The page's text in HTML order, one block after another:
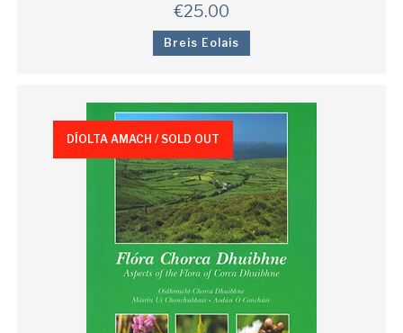
€25.00
Breis Eolais
DÍOLTA AMACH / SOLD OUT